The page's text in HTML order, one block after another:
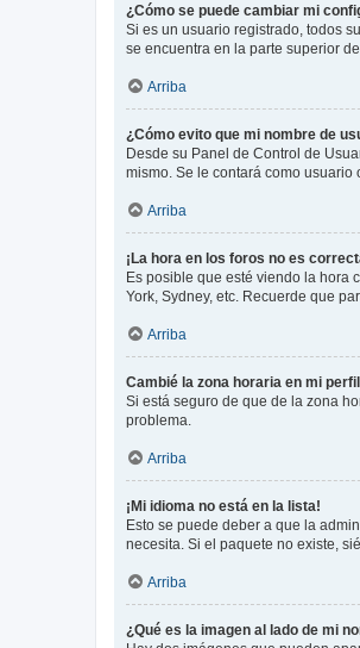
¿Cómo se puede cambiar mi
Si es un usuario registrado, todos
se encuentra en la parte superior
Arriba
¿Cómo evito que mi nombre de
Desde su Panel de Control de
mismo. Se le contará como usuario
Arriba
¡La hora en los foros no es
Es posible que esté viendo la hora
York, Sydney, etc. Recuerde que
Arriba
Cambié la zona horaria en mi
Si está seguro de que de la zona
problema.
Arriba
¡Mi idioma no está en la lista!
Esto se puede deber a que la
necesita. Si el paquete no existe,
Arriba
¿Qué es la imagen al lado de mi